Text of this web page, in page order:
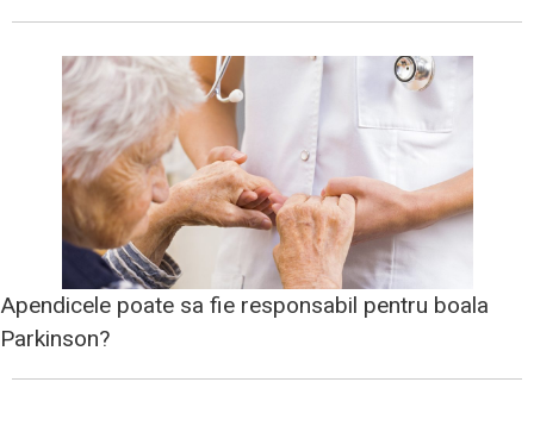
Apendicele poate sa fie responsabil pentru boala
Parkinson?